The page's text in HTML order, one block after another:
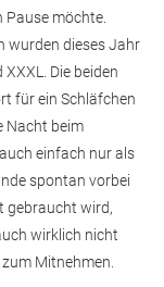
möchte.
wurden dieses Jahr
Die beiden
für ein Schläfchen
Nacht beim
einfach nur als
spontan vorbei
gebraucht wird,
wirklich nicht
Mitnehmen.